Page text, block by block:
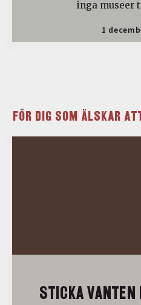
inga museer
1
FÖR DIG SOM ÄLSKAR
STICKA VANTEN